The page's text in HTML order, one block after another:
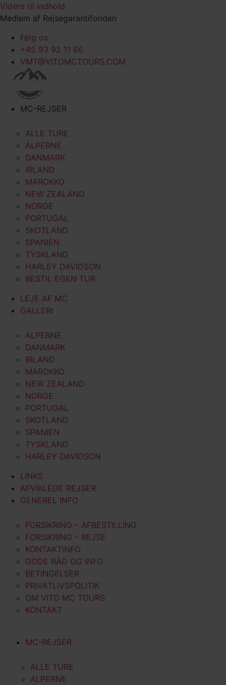
Videre til indhold
Medlem af Rejsegarantifonden
Følg os
+45 93 92 11 66
VMT@VITOMCTOURS.COM
MC-REJSER
ALLE TURE
ALPERNE
DANMARK
IRLAND
MAROKKO
NEW ZEALAND
NORGE
PORTUGAL
SKOTLAND
SPANIEN
TYSKLAND
HARLEY DAVIDSON
BESTIL EGEN TUR
LEJE AF MC
GALLERI
ALPERNE
DANMARK
IRLAND
MAROKKO
NEW ZEALAND
NORGE
PORTUGAL
SKOTLAND
SPANIEN
TYSKLAND
HARLEY DAVIDSON
LINKS
AFVIKLEDE REJSER
GENEREL INFO
FORSIKRING – AFBESTILLING
FORSIKRING – REJSE
KONTAKTINFO
GODE RÅD OG INFO
BETINGELSER
PRIVATLIVSPOLITIK
OM VITO MC TOURS
KONTAKT
MC-REJSER
ALLE TURE
ALPERNE